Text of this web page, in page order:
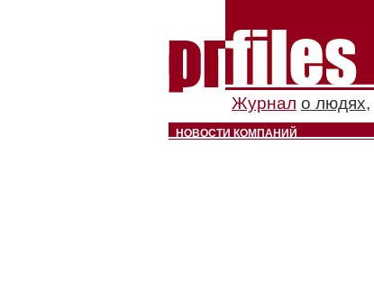
Журнал о людях,
НОВОСТИ КОМПАНИЙ